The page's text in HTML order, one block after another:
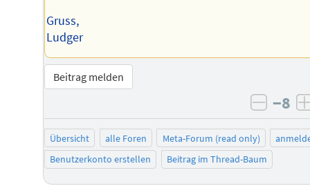
Gruss,
Ludger
Beitrag melden
−8
Übersicht alle Foren Meta-Forum (read only)
Benutzerkonto erstellen
Beitrag im Thread-Baum